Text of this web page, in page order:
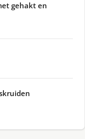
gehakt en